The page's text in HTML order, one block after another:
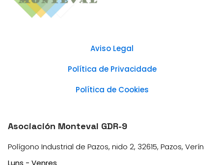
Aviso Legal
Política de Privacidade
Política de Cookies
Asociación Monteval GDR-9
Polígono Industrial de Pazos, nido 2, 32615, Pazos, Verín
Luns - Venres